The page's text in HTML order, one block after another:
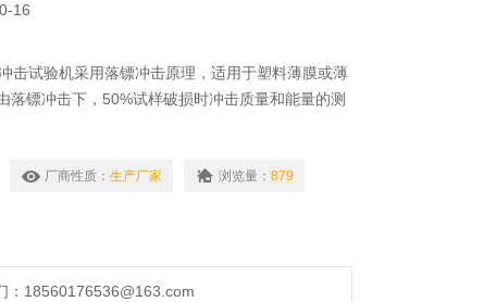
16
击试验机采用落镖冲击原理，适用于塑料薄膜或薄
落镖冲击下，50%试样破损时冲击质量和能量的测
厂商性质： 生产厂家 浏览量： 879
：18560176536@163.com